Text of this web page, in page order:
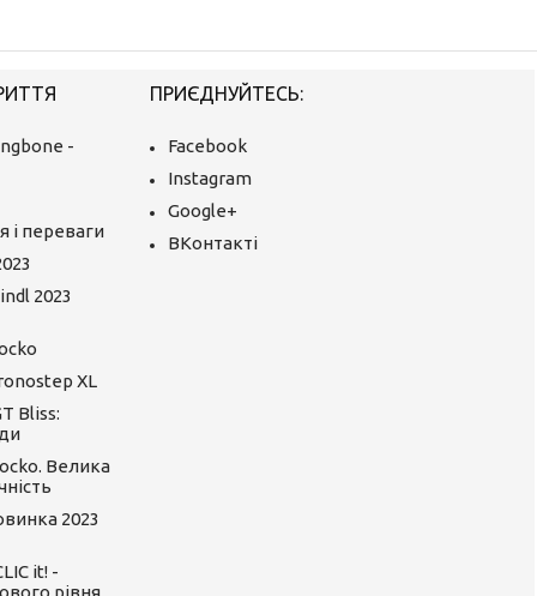
-
і переваги
2023
XL
Bliss:
Велика
2023
it! -
рівня
ПРИЄДНУЙТЕСЬ:
Facebook
Instagram
Google+
ВКонтакті